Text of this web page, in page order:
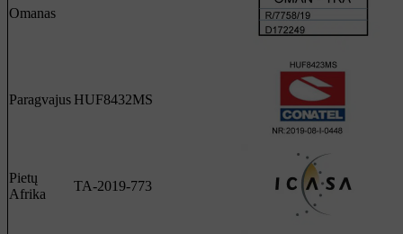
Omanas
Paragvajus HUF8432MS
Pietų
Afrika
TA-2019-773